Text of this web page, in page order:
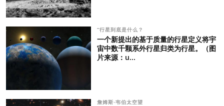
“行星到底是什么？
一个新提出的基于质量的行星定义将宇
宙中数千颗系外行星归类为行星。（图
片来源：u...
詹姆斯·韦伯太空望